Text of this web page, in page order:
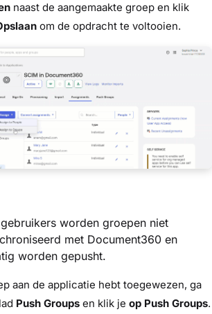
naast de aangemaakte groep en klik
om de opdracht te voltooien.
worden groepen niet
met Document360 en
worden gepusht.
aan de applicatie hebt toegewezen, ga
Push Groups en klik je op Push Groups.